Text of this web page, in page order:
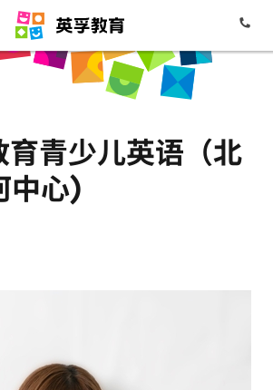
育青少儿英语（北
中心)